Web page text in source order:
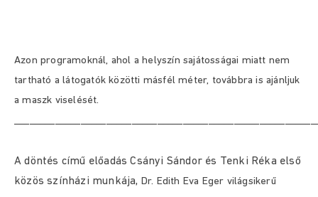
Azon programoknál, ahol a helyszín sajátosságai miatt nem
tartható a látogatók közötti másfél méter, továbbra is ajánljuk
a maszk viselését.
A döntés című előadás Csányi Sándor és Tenki Réka első
közös színházi munkája, Dr. Edith Eva Eger világsikerű